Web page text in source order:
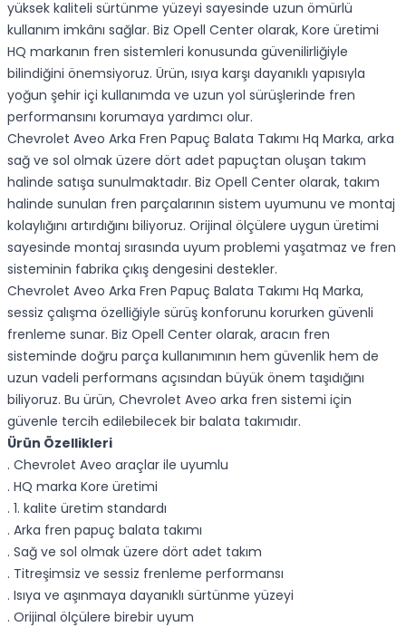
yüksek kaliteli sürtünme yüzeyi sayesinde uzun ömürlü
kullanım imkânı sağlar. Biz Opell Center olarak, Kore üretimi
HQ markanın fren sistemleri konusunda güvenilirliğiyle
bilindiğini önemsiyoruz. Ürün, ısıya karşı dayanıklı yapısıyla
yoğun şehir içi kullanımda ve uzun yol sürüşlerinde fren
performansını korumaya yardımcı olur.
Chevrolet Aveo Arka Fren Papuç Balata Takımı Hq Marka, arka
sağ ve sol olmak üzere dört adet papuçtan oluşan takım
halinde satışa sunulmaktadır. Biz Opell Center olarak, takım
halinde sunulan fren parçalarının sistem uyumunu ve montaj
kolaylığını artırdığını biliyoruz. Orijinal ölçülere uygun üretimi
sayesinde montaj sırasında uyum problemi yaşatmaz ve fren
sisteminin fabrika çıkış dengesini destekler.
Chevrolet Aveo Arka Fren Papuç Balata Takımı Hq Marka,
sessiz çalışma özelliğiyle sürüş konforunu korurken güvenli
frenleme sunar. Biz Opell Center olarak, aracın fren
sisteminde doğru parça kullanımının hem güvenlik hem de
uzun vadeli performans açısından büyük önem taşıdığını
biliyoruz. Bu ürün, Chevrolet Aveo arka fren sistemi için
güvenle tercih edilebilecek bir balata takımıdır.
Ürün Özellikleri
. Chevrolet Aveo araçlar ile uyumlu
. HQ marka Kore üretimi
. 1. kalite üretim standardı
. Arka fren papuç balata takımı
. Sağ ve sol olmak üzere dört adet takım
. Titreşimsiz ve sessiz frenleme performansı
. Isıya ve aşınmaya dayanıklı sürtünme yüzeyi
. Orijinal ölçülere birebir uyum